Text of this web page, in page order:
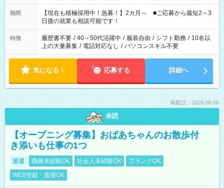
い」 「余裕を持って夕飯の準備がしたい」 「できれば残業はし
たくない」 など、ご希望を教えてくださいね。 ※Wワーク希望
の方へ 今ご覧のお仕事で希望する勤務時間と、もう1つのお仕事
の勤務時間。 合計で週40時間を超える場合は応募できません。
期間
【現在も積極採用中！急募！】2カ月～ ■ご応募から最短2～3
日後の就業も相談可能です！
特徴 履歴書不要 / 40～50代活躍中 / 服装自由 / シフト勤務 / 10名以
上の大量募集 / 電話対応なし / パソコンスキル不要
気になる！ 応募する 詳細へ
掲載日：2026.08.06
未読
【オープニング募集】おばあちゃんのお散歩付
き添いも仕事の1つ
派遣 職種未経験OK 社会人未経験OK
ブランクOK
WEB登録・面接OK